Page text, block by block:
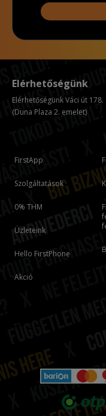
FirstApp
Szolgáltatások
0% THM
Üzleteink
Hello FirstPhone
Akció
Elérhetőségünk
Elérhetőségünk Váci út
(Duna Plaza 2. emelet)